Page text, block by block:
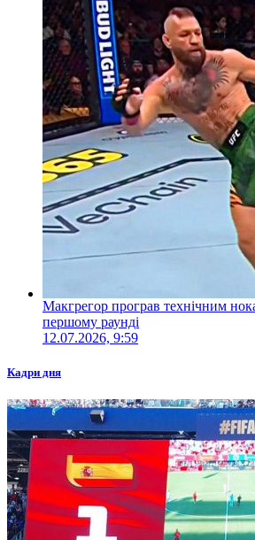
Макгрегор програв технічним
першому раунді
12.07.2026, 9:59
Кадри дня